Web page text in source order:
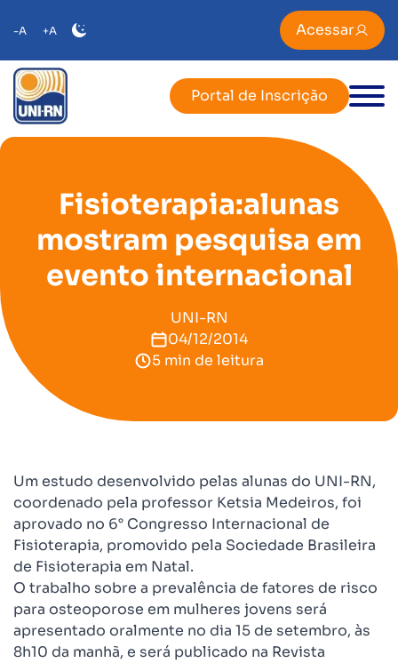
-A +A Acessar
Portal de Inscrição
Fisioterapia:alunas
mostram pesquisa em
evento internacional
UNI-RN
04/12/2014
5 min de leitura
Um estudo desenvolvido pelas alunas do UNI-RN,
coordenado pela professor Ketsia Medeiros, foi
aprovado no 6° Congresso Internacional de
Fisioterapia, promovido pela Sociedade Brasileira
de Fisioterapia em Natal.
O trabalho sobre a prevalência de fatores de risco
para osteoporose em mulheres jovens será
apresentado oralmente no dia 15 de setembro, às
8h10 da manhã, e será publicado na Revista